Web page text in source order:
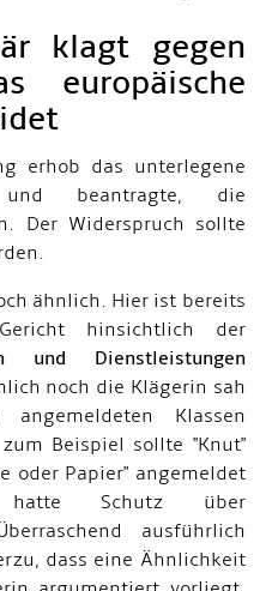
klagt gegen
europäische
erhob das unterlegene
und beantragte, die
Der Widerspruch sollte
ähnlich. Hier ist bereits
hinsichtlich der
und Dienstleistungen
noch die Klägerin sah
Klassen
Beispiel sollte "Knut"
oder Papier" angemeldet
Schutz über
ausführlich
dass eine Ähnlichkeit